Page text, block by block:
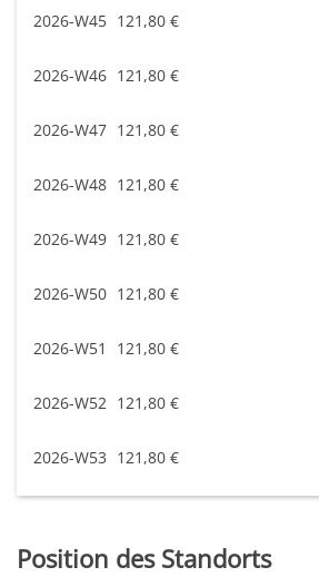
2026-W45 121,80 €
2026-W46 121,80 €
2026-W47 121,80 €
2026-W48 121,80 €
2026-W49 121,80 €
2026-W50 121,80 €
2026-W51 121,80 €
2026-W52 121,80 €
2026-W53 121,80 €
Position des Standorts